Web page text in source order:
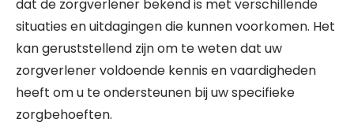
dat de zorgverlener bekend is met verschillende
situaties en uitdagingen die kunnen voorkomen. Het
kan geruststellend zijn om te weten dat uw
zorgverlener voldoende kennis en vaardigheden
heeft om u te ondersteunen bij uw specifieke
zorgbehoeften.